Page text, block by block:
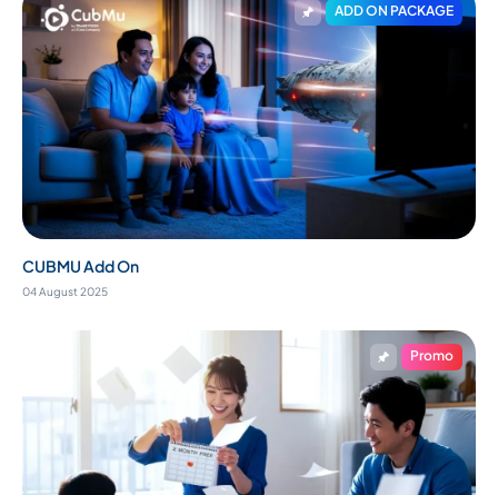
ADD ON PACKAGE
CUBMU Add On
04 August 2025
Promo